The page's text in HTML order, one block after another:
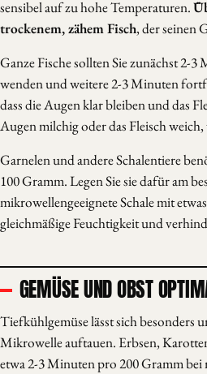
sensibel auf zu hohe Temperaturen.
trockenem, zähem Fisch, der seinen
Ganze Fische sollten Sie zunächst 2-
wenden und weitere 2-3 Minuten
dass die Augen klar bleiben und das
Augen milchig oder das Fleisch
Garnelen und andere Schalentiere
100 Gramm. Legen Sie sie dafür am
mikrowellengeeignete Schale mit
gleichmäßige Feuchtigkeit und
GEMÜSE UND OBST
Tiefkühlgemüse lässt sich besonders
Mikrowelle auftauen. Erbsen,
etwa 2-3 Minuten pro 200 Gramm